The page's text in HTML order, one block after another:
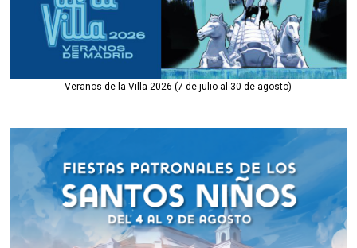
Veranos de la Villa 2026 (7 de julio al 30 de agosto)